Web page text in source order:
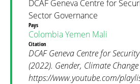
DCAF Geneva Centre for
Sector Governance
Pays
ColombiaYemen Mali
Citation
DCAF Geneva Centre for
(2022). Gender, Climate
https://www.youtube.com/